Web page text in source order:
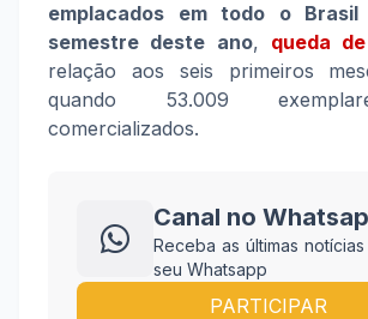
emplacados em todo o
semestre deste ano, queda
relação aos seis primeiros
quando 53.009
comercializados.
Canal no
Receba as últimas
seu Whatsapp
PARTICIPAR